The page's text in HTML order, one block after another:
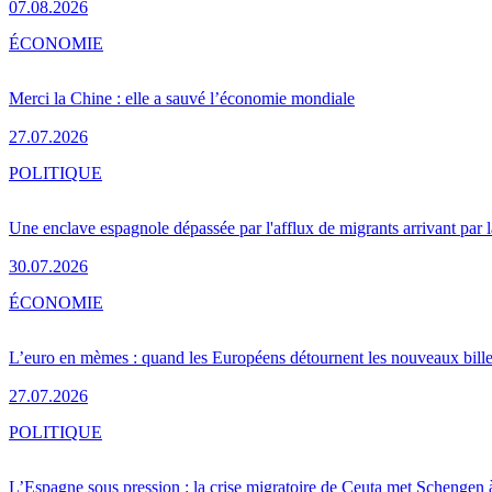
07.08.2026
Merci la Chine : elle a sauvé l’économie mondiale
27.07.2026
ÉCONOMIE
Une enclave espagnole dépassée par l'afflux de migrants arrivant par
30.07.2026
POLITIQUE
L’euro en mèmes : quand les Européens détournent les nouveaux
27.07.2026
ÉCONOMIE
L’Espagne sous pression : la crise migratoire de Ceuta met Schengen
POLITIQUE